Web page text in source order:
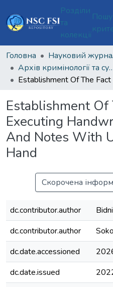
Розділи
та
колекції
Головна
Архів кримінології та
Establishment Of
Executing
And Notes With
Hand
Скорочена
dc.contributor.author
dc.contributor.author
dc.date.accessioned
dc.date.issued